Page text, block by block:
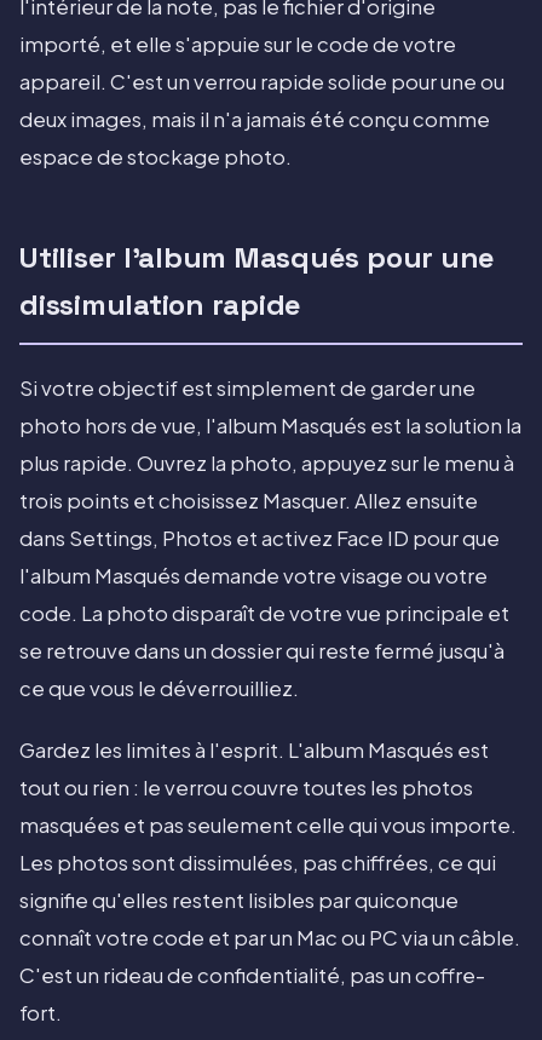
l'intérieur de la note, pas le fichier d'origine
importé, et elle s'appuie sur le code de votre
appareil. C'est un verrou rapide solide pour une ou
deux images, mais il n'a jamais été conçu comme
espace de stockage photo.
Utiliser l'album Masqués pour une
dissimulation rapide
Si votre objectif est simplement de garder une
photo hors de vue, l'album Masqués est la solution la
plus rapide. Ouvrez la photo, appuyez sur le menu à
trois points et choisissez Masquer. Allez ensuite
dans Settings, Photos et activez Face ID pour que
l'album Masqués demande votre visage ou votre
code. La photo disparaît de votre vue principale et
se retrouve dans un dossier qui reste fermé jusqu'à
ce que vous le déverrouilliez.
Gardez les limites à l'esprit. L'album Masqués est
tout ou rien : le verrou couvre toutes les photos
masquées et pas seulement celle qui vous importe.
Les photos sont dissimulées, pas chiffrées, ce qui
signifie qu'elles restent lisibles par quiconque
connaît votre code et par un Mac ou PC via un câble.
C'est un rideau de confidentialité, pas un coffre-
fort.